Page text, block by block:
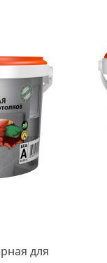
для